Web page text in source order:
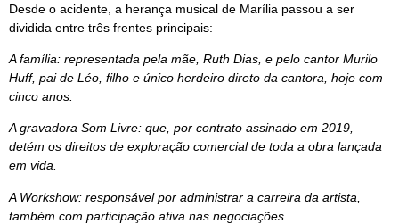
Desde o acidente, a herança musical de Marília passou a ser
dividida entre três frentes principais:
A família: representada pela mãe, Ruth Dias, e pelo cantor Murilo
Huff, pai de Léo, filho e único herdeiro direto da cantora, hoje com
cinco anos.
A gravadora Som Livre: que, por contrato assinado em 2019,
detém os direitos de exploração comercial de toda a obra lançada
em vida.
A Workshow: responsável por administrar a carreira da artista,
também com participação ativa nas negociações.